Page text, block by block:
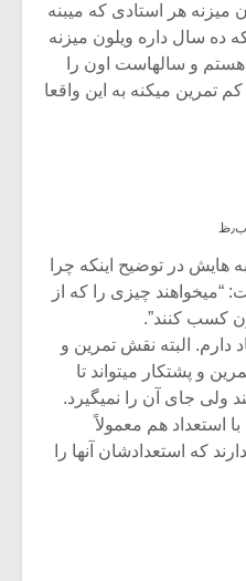
هر استادی که میبنه
ده سال داره ویلون میزنه
و سالهاست اون را
تمرین میکنه به این واقعا
هایش در توضیح اینکه چرا
“میخواهند چیزی را که از
کسب کنند”.
دارم. البته نقش تمرین و
و پشتکار میتواند تا
ولی جای آن را نمیگیرد.
استعداد هم معمولاً
که استعدادشان آنها را